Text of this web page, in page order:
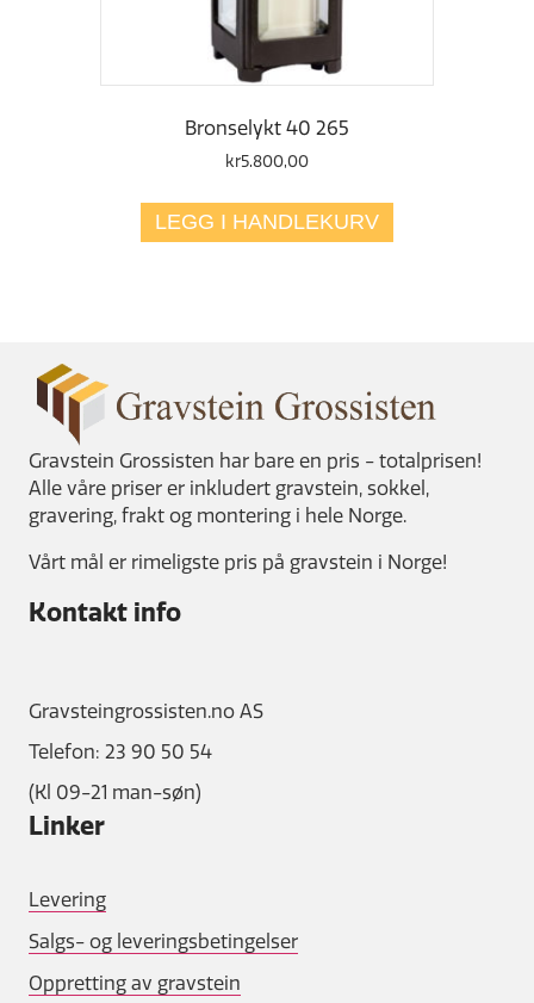
Bronselykt 40 265
kr5.800,00
LEGG I HANDLEKURV
Gravstein Grossisten har bare en pris - totalprisen!
Alle våre priser er inkludert gravstein, sokkel,
gravering, frakt og montering i hele Norge.
Vårt mål er rimeligste pris på gravstein i Norge!
Kontakt info
Gravsteingrossisten.no AS
Telefon: 23 90 50 54
(Kl 09-21 man-søn)
Linker
Levering
Salgs- og leveringsbetingelser
Oppretting av gravstein